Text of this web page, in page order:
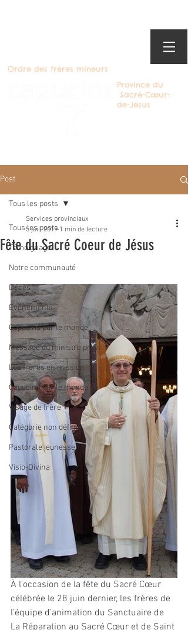
Ordre des frères mineurs
Province du
Sacré-Cœur-
de-Jésus
Post
Tous les posts
Témoignage
Notre communauté
Décès
Événements
Capucins par le monde
Message du ministre prov.
Les frères en mission
Capucins par le monde
Visage de frère
Catégorie non définie
Pastorale jeunesse
Visio-Divina
Tous les posts
Fête du Sacré Coeur de Jésus
Services provinciaux
5 juil. 2019 1 min de lecture
À l’occasion de la fête du Sacré Cœur
célébrée le 28 juin dernier, les frères de
l’équipe d’animation du Sanctuaire de
La Réparation au Sacré Cœur et de Saint